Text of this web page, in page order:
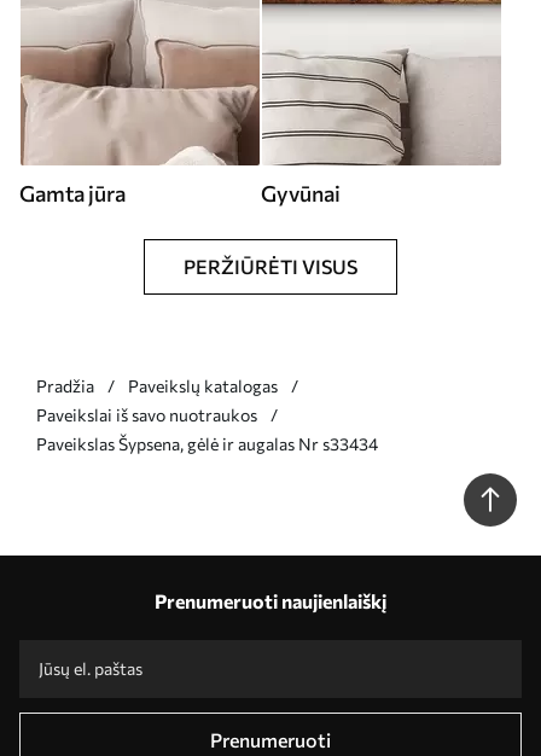
Gamta jūra Gyvūnai
PERŽIŪRĖTI VISUS
Pradžia
Paveikslų katalogas
Paveikslai iš savo nuotraukos
Paveikslas Šypsena, gėlė ir augalas Nr s33434
Prenumeruoti naujienlaiškį
Prenumeruoti